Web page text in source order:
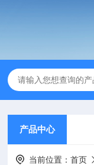
产品中心
当前位置：首页